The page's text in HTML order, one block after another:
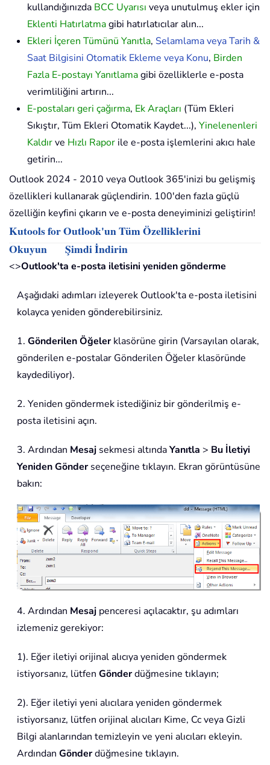
kullandığınızda BCC Uyarısı veya unutulmuş ekler için
Eklenti Hatırlatmagibi hatırlatıcılar alın...
Ekleri İçeren Tümünü Yanıtla, Selamlama veya Tarih &
Saat Bilgisini Otomatik Ekleme veya Konu, Birden
Fazla E-postayı Yanıtlamagibi özelliklerle e-posta
verimliliğini artırın...
E-postaları geri çağırma, Ek Araçları (Tüm Ekleri
Sıkıştır, Tüm Ekleri Otomatik Kaydet...), Yinelenenleri
Kaldırve Hızlı Rapor ile e-posta işlemlerini akıcı hale
getirin...
Outlook 2024 - 2010 veya Outlook 365'inizi bu gelişmiş
özellikleri kullanarak güçlendirin. 100'den fazla güçlü
özelliğin keyfini çıkarın ve e-posta deneyiminizi geliştirin!
Kutools for Outlook'un Tüm Özelliklerini
Okuyun
Şimdi İndirin
<>Outlook'ta e-posta iletisini yeniden gönderme
Aşağıdaki adımları izleyerek Outlook'ta e-posta iletisini
kolayca yeniden gönderebilirsiniz.
1. Gönderilen Öğelerklasörüne girin (Varsayılan olarak,
gönderilen e-postalar Gönderilen Öğeler klasöründe
kaydediliyor).
2. Yeniden göndermek istediğiniz bir gönderilmiş e-
posta iletisini açın.
3. Ardından Mesaj sekmesi altındaYanıtla > Bu İletiyi
Yeniden Gönderseçeneğine tıklayın. Ekran görüntüsüne
bakın:
4. Ardından Mesaj penceresi açılacaktır, şu adımları
izlemeniz gerekiyor:
1). Eğer iletiyi orijinal alıcıya yeniden göndermek
istiyorsanız, lütfen Gönderdüğmesine tıklayın;
2). Eğer iletiyi yeni alıcılara yeniden göndermek
istiyorsanız, lütfen orijinal alıcıları Kime, Cc veya Gizli
Bilgi alanlarından temizleyin ve yeni alıcıları ekleyin.
Ardından Gönderdüğmesine tıklayın.